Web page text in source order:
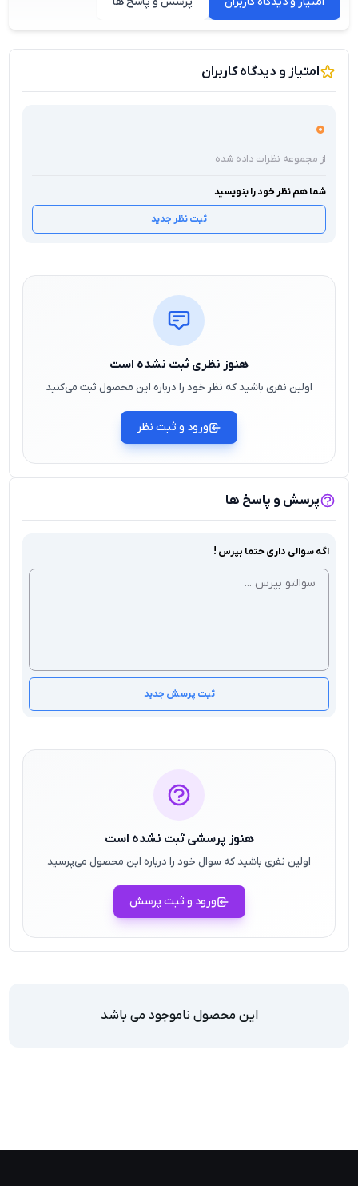
امتیاز و دیدگاه کاربران
0
از مجموعه نظرات داده شده
شما هم نظر خود را بنویسید
ثبت نظر جدید
هنوز نظری ثبت نشده است
اولین نفری باشید که نظر خود را درباره این محصول ثبت می‌کنید
ورود و ثبت نظر
پرسش و پاسخ ها
اگه سوالی داری حتما بپرس !
ثبت پرسش جدید
هنوز پرسشی ثبت نشده است
اولین نفری باشید که سوال خود را درباره این محصول می‌پرسید
ورود و ثبت پرسش
این محصول ناموجود می باشد